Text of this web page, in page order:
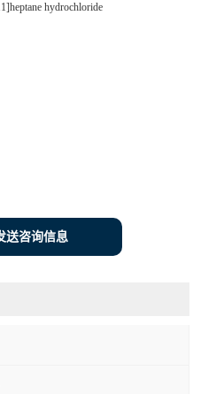
hydrochloride
送咨询信息